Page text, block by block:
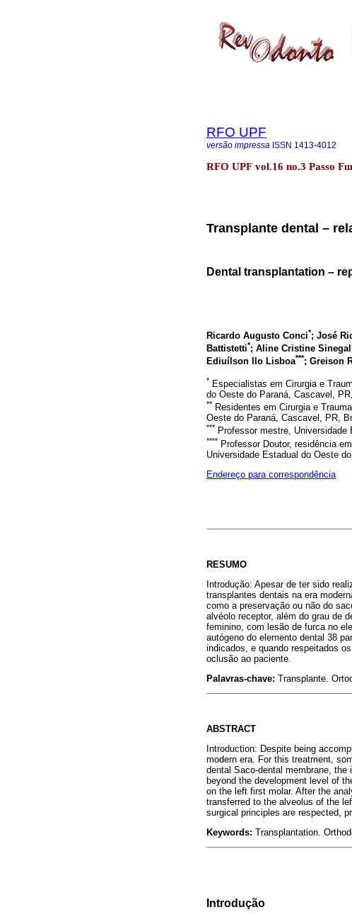
RFO UPF
versão impressa ISSN 1413-4012
RFO UPF vol.16 no.3 Passo
Transplante dental –
Dental transplantation –
Ricardo Augusto Conci*; José
Battistetti*; Aline Cristine
Ediuílson Ilo Lisboa***; Greison
* Especialistas em Cirurgia e
do Oeste do Paraná, Cascavel,
** Residentes em Cirurgia e
Oeste do Paraná, Cascavel, PR,
*** Professor mestre,
**** Professor Doutor, residência
Universidade Estadual do Oeste
Endereço para correspondência
RESUMO
Introdução: Apesar de ter sido
transplantes dentais na era
como a preservação ou não do
alvéolo receptor, além do grau de
feminino, com lesão de furca no
autógeno do elemento dental 38
indicados, e quando respeitados
oclusão ao paciente.
Palavras-chave: Transplante.
ABSTRACT
Introduction: Despite being
modern era. For this treatment,
dental Saco-dental membrane,
beyond the development level of
on the left first molar. After the
transferred to the alveolus of the
surgical principles are respected,
Keywords: Transplantation.
Introdução